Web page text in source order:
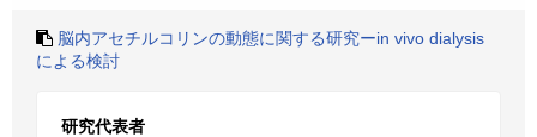
脳内アセチルコリンの動態に関する研究ーin vivo dialysis
による検討
研究代表者